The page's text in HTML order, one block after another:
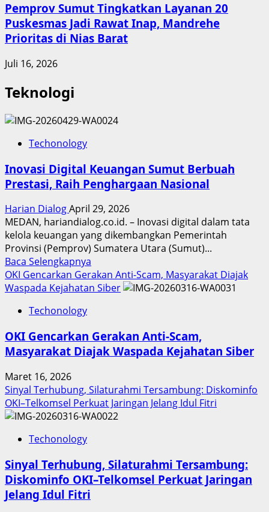
Pemprov Sumut Tingkatkan Layanan 20
Puskesmas Jadi Rawat Inap, Mandrehe
Prioritas di Nias Barat
Juli 16, 2026
Teknologi
Techonology
Inovasi Digital Keuangan Sumut Berbuah
Prestasi, Raih Penghargaan Nasional
Harian DialogApril 29, 2026
MEDAN, hariandialog.co.id. – Inovasi digital dalam tata
kelola keuangan yang dikembangkan Pemerintah
Provinsi (Pemprov) Sumatera Utara (Sumut)...
Baca Selengkapnya
more
about
Sumut
Berbuah
Penghargaan
Nasional
OKI Gencarkan Gerakan Anti-Scam, Masyarakat Diajak
Waspada Kejahatan Siber
Techonology
OKI Gencarkan Gerakan Anti-Scam,
Masyarakat Diajak Waspada Kejahatan Siber
Maret 16, 2026
Sinyal Terhubung, Silaturahmi Tersambung: Diskominfo
OKI–Telkomsel Perkuat Jaringan Jelang Idul Fitri
Techonology
Sinyal Terhubung, Silaturahmi Tersambung:
Diskominfo OKI–Telkomsel Perkuat Jaringan
Jelang Idul Fitri